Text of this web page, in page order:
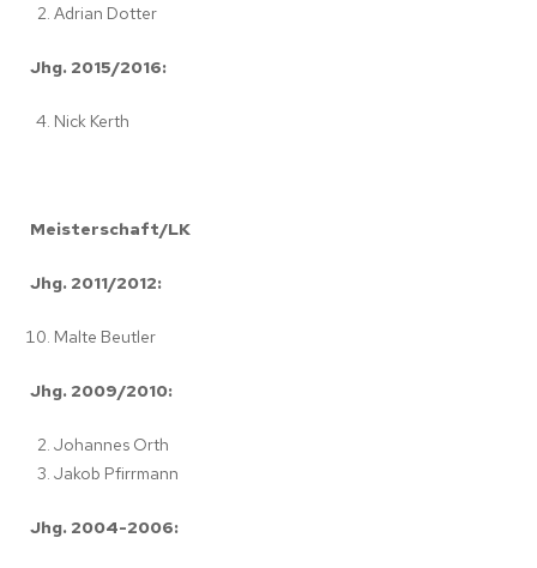
Adrian Dotter
Jhg. 2015/2016:
Nick Kerth
Meisterschaft/LK
Jhg. 2011/2012:
Malte Beutler
Jhg. 2009/2010:
Johannes Orth
Jakob Pfirrmann
Jhg. 2004-2006: